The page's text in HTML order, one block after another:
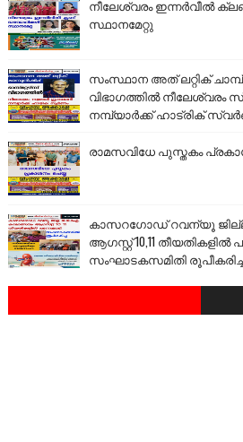
നീലേശ്വരം ഇന്നർവീൽ
സ്ഥാനമേറ്റു
സംസ്ഥാന അത് ലറ്റിക്
വിഭാഗത്തിൽ നീലേശ്വരം
നമ്പ്യാർക്ക് ഹാട്രിക്
രാമസവിധേ പുസ്തകം
കാസറഗോഡ് റവന്യൂ
ആഗസ്റ്റ് 10,11 തീയതികളിൽ
സംഘാടകസമിതി